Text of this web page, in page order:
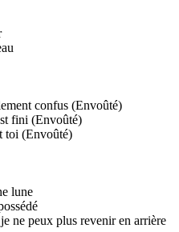
confus (Envoûté)
fini (Envoûté)
toi (Envoûté)
lune
ne peux plus revenir en arrière